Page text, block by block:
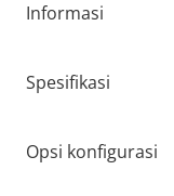
Informasi
Spesifikasi
Opsi konfigurasi